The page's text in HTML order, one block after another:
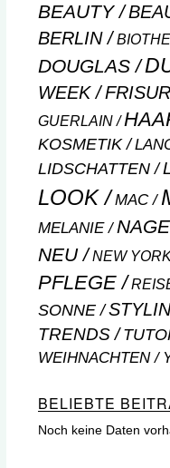
BEAUTY
BERLIN
DOUGLAS
WEEK
FRISUR
GUERLAIN
KOSMETIK
LIDSCHATTEN
LOOK MAC
MELANIE
NEU NEW
PFLEGE
SONNE
TRENDS
WEIHNACHTEN
BELIEBTE
Noch keine Daten